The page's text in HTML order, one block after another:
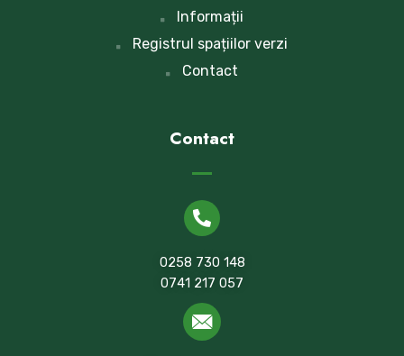
Informații
Registrul spațiilor verzi
Contact
Contact
0258 730 148
0741 217 057